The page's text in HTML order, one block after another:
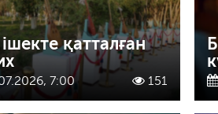
қатталған
7:00 151